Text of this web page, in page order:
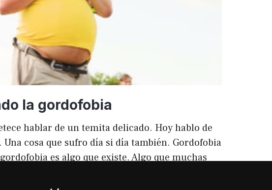
rendimiento
el
SEO
la gordofobia
hablar de un temita delicado. Hoy hablo de
Una cosa que sufro día si día también. Gordofobia
es algo que existe. Algo que muchas
el anuncio). Nos están vendiendo siempre unos